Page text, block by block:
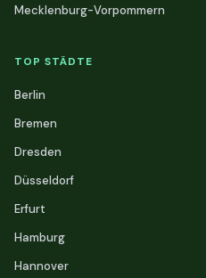
Mecklenburg-Vorpommern
TOP STÄDTE
Berlin
Bremen
Dresden
Düsseldorf
Erfurt
Hamburg
Hannover